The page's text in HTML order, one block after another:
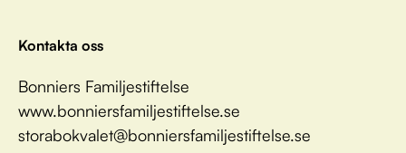
Kontakta oss
Bonniers Familjestiftelse
www.bonniersfamiljestiftelse.se
storabokvalet@bonniersfamiljestiftelse.se